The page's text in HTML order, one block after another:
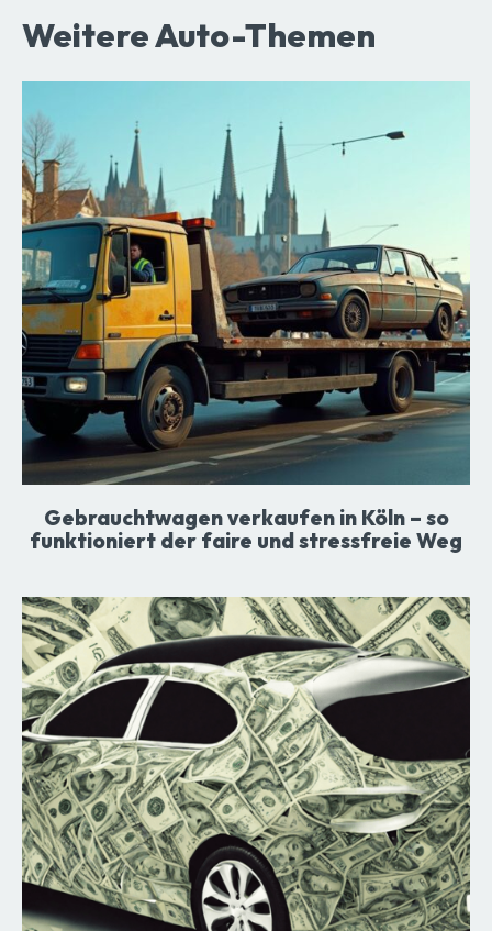
Weitere Auto-Themen
Gebrauchtwagen verkaufen in Köln – so
funktioniert der faire und stressfreie Weg